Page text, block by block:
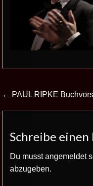
Beitrags-
Navigation
← PAUL RIPKE
Schreibe
Du musstangemeldet
abzugeben.